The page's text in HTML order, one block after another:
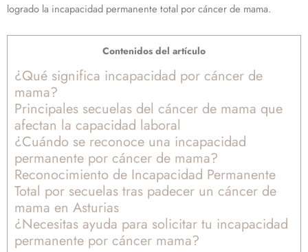
logrado la incapacidad permanente total por cáncer de mama.
Contenidos del artículo
¿Qué significa incapacidad por cáncer de
mama?
Principales secuelas del cáncer de mama que
afectan la capacidad laboral
¿Cuándo se reconoce una incapacidad
permanente por cáncer de mama?
Reconocimiento de Incapacidad Permanente
Total por secuelas tras padecer un cáncer de
mama en Asturias
¿Necesitas ayuda para solicitar tu incapacidad
permanente por cáncer mama?